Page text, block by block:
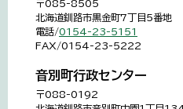
〒085-8505
北海道釧路市黒金町7丁目5番地
電話/0154-23-5151
FAX/0154-23-5222
音別町行政センター
〒088-0192